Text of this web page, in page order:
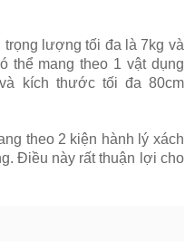
trọng lượng tối đa là 7kg và
thể mang theo 1 vật dụng
kích thước tối đa 80cm
theo 2 kiện hành lý xách
Điều này rất thuận lợi cho